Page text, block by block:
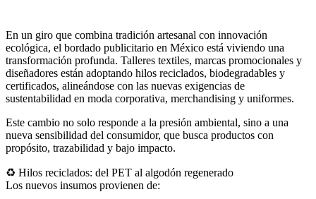
En un giro que combina tradición artesanal con innovación
ecológica, el bordado publicitario en México está viviendo una
transformación profunda. Talleres textiles, marcas promocionales y
diseñadores están adoptando hilos reciclados, biodegradables y
certificados, alineándose con las nuevas exigencias de
sustentabilidad en moda corporativa, merchandising y uniformes.
Este cambio no solo responde a la presión ambiental, sino a una
nueva sensibilidad del consumidor, que busca productos con
propósito, trazabilidad y bajo impacto.
♻️ Hilos reciclados: del PET al algodón regenerado
Los nuevos insumos provienen de: